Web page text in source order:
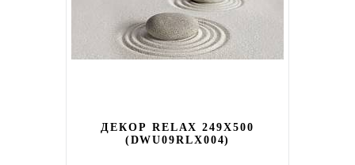
ДЕКОР RELAX 249X500
(DWU09RLX004)